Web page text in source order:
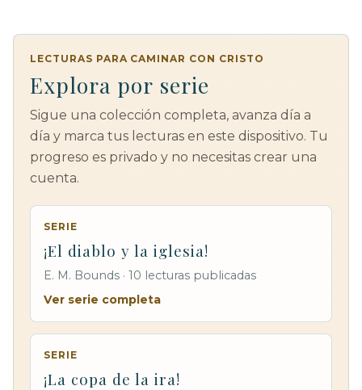
LECTURAS PARA CAMINAR CON CRISTO
Explora por serie
Sigue una colección completa, avanza día a
día y marca tus lecturas en este dispositivo. Tu
progreso es privado y no necesitas crear una
cuenta.
SERIE
¡El diablo y la iglesia!
E. M. Bounds · 10 lecturas publicadas
Ver serie completa
SERIE
¡La copa de la ira!